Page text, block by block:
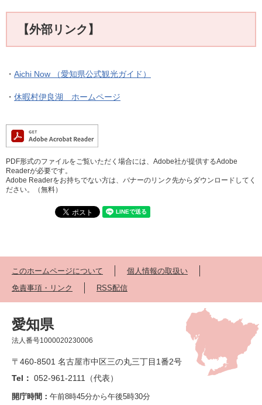
【外部リンク】
・ Aichi Now （愛知県公式観光ガイド）
・ 休暇村伊良湖 ホームページ
PDF形式のファイルをご覧いただく場合には、Adobe社が提供するAdobe
Readerが必要です。
Adobe Readerをお持ちでない方は、バナーのリンク先からダウンロードしてく
ださい。（無料）
このホームページについて
個人情報の取扱い
免責事項・リンク
RSS配信
愛知県
法人番号1000020230006
〒460-8501 名古屋市中区三の丸三丁目1番2号
Tel： 052-961-2111（代表）
開庁時間： 午前8時45分から午後5時30分